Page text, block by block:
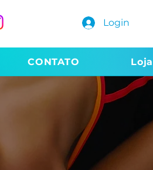
Login
CONTATO Loja